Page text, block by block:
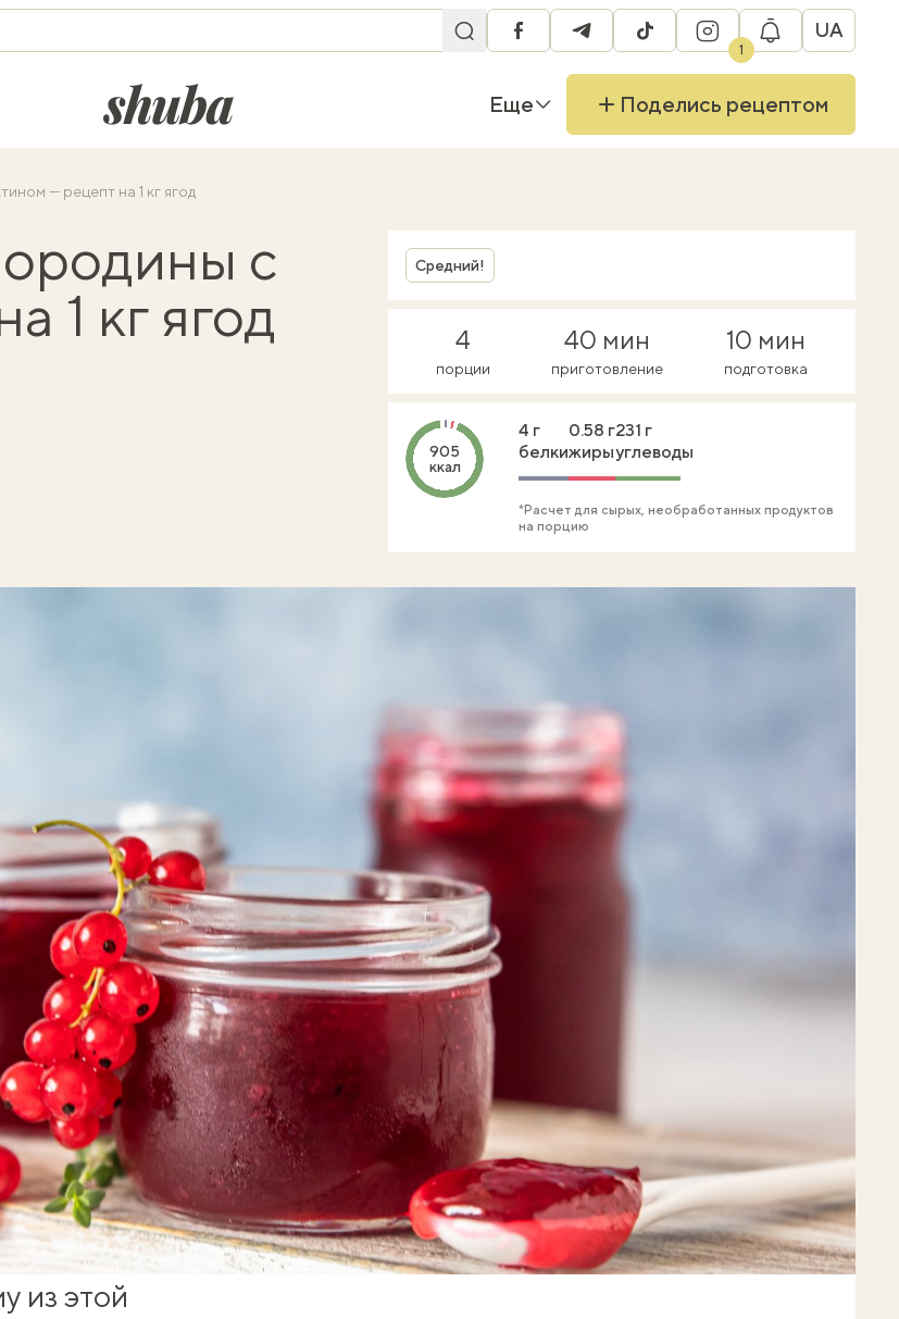
facebooktelegramtiktok instagram
1
UA
shuba.life Еще Поделись рецептом
— рецепт на 1 кг ягод
с
1 кг ягод
Средний!
4
порции
40 мин
приготовление
10 мин
подготовка
905
ккал
4 г
белки
0.58 г
жиры
231 г
углеводы
*Расчет для сырых, необработанных продуктов
на порцию
из этой